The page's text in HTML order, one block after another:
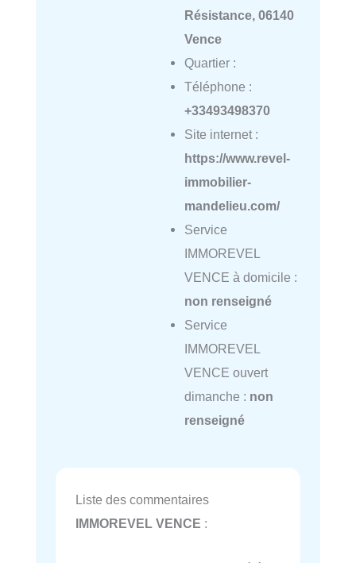
Résistance, 06140
Vence
Quartier :
Téléphone :
+33493498370
Site internet :
https://www.revel-
immobilier-
mandelieu.com/
Service
IMMOREVEL
VENCE à domicile :
non renseigné
Service
IMMOREVEL
VENCE ouvert
dimanche : non
renseigné
Liste des commentaires
IMMOREVEL VENCE :